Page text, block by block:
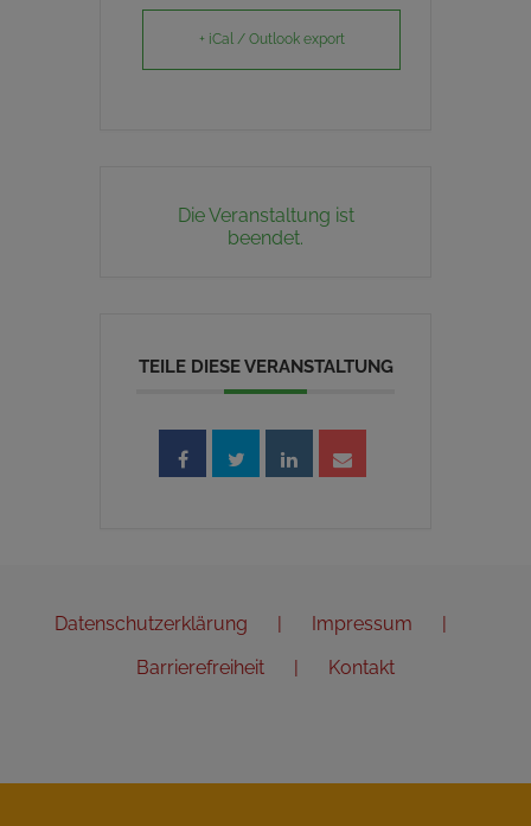
+ iCal / Outlook export
Die Veranstaltung ist
beendet.
TEILE DIESE VERANSTALTUNG
Datenschutzerklärung
Impressum
Barrierefreiheit
Kontakt